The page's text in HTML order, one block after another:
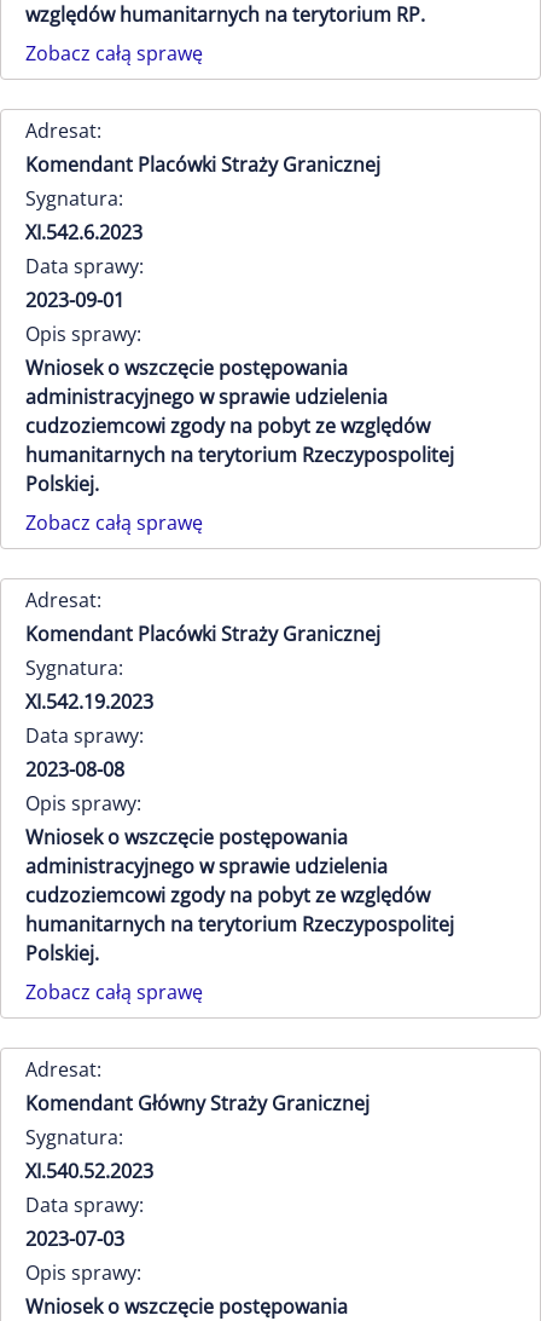
względów humanitarnych na terytorium RP.
Zobacz całą sprawę
Adresat:
Komendant Placówki Straży Granicznej
Sygnatura:
XI.542.6.2023
Data sprawy:
2023-09-01
Opis sprawy:
Wniosek o wszczęcie postępowania
administracyjnego w sprawie udzielenia
cudzoziemcowi zgody na pobyt ze względów
humanitarnych na terytorium Rzeczypospolitej
Polskiej.
Zobacz całą sprawę
Adresat:
Komendant Placówki Straży Granicznej
Sygnatura:
XI.542.19.2023
Data sprawy:
2023-08-08
Opis sprawy:
Wniosek o wszczęcie postępowania
administracyjnego w sprawie udzielenia
cudzoziemcowi zgody na pobyt ze względów
humanitarnych na terytorium Rzeczypospolitej
Polskiej.
Zobacz całą sprawę
Adresat:
Komendant Główny Straży Granicznej
Sygnatura:
XI.540.52.2023
Data sprawy:
2023-07-03
Opis sprawy:
Wniosek o wszczęcie postępowania